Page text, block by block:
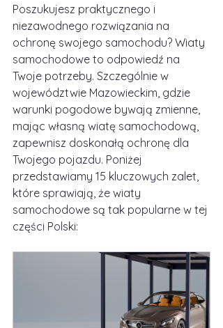
Poszukujesz praktycznego i
niezawodnego rozwiązania na
ochronę swojego samochodu? Wiaty
samochodowe to odpowiedź na
Twoje potrzeby. Szczególnie w
województwie Mazowieckim, gdzie
warunki pogodowe bywają zmienne,
mając własną wiatę samochodową,
zapewnisz doskonałą ochronę dla
Twojego pojazdu. Poniżej
przedstawiamy 15 kluczowych zalet,
które sprawiają, że wiaty
samochodowe są tak popularne w tej
części Polski: